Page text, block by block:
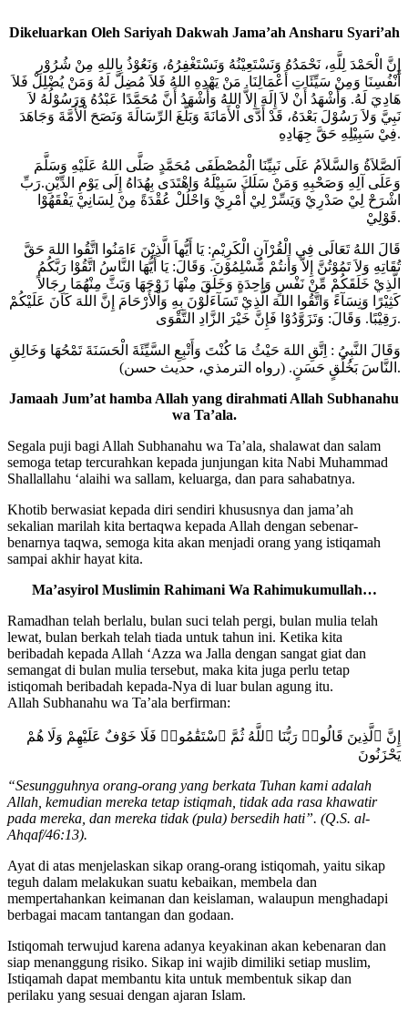
Dikeluarkan Oleh Sariyah Dakwah Jama’ah Ansharu Syari’ah
إِنَّ الْحَمْدَ لِلَّهِ، نَحْمَدُهُ وَنَسْتَعِيْنُهُ وَنَسْتَغْفِرُهُ، وَنَعُوْذُ بِاللهِ مِنْ شُرُوْرِ
أَنْفُسِنَا وَمِنْ سَيِّئَاتِ أَعْمَالِنَا. مَنْ يَهْدِهِ اللهُ فَلاَ مُضِلَّ لَهُ وَمَنْ يُضْلِلْ فَلاَ
هَادِيَ لَهُ. وَأَشْهَدُ أَنْ لاَ إِلَهَ إِلاَّ اللهُ وَأَشْهَدُ أَنَّ مُحَمَّدًا عَبْدُهُ وَرَسُوْلُهُ لاَ
نَبِيَّ وَلاَ رَسُوْلَ بَعْدَهُ، قَدْ أَدَّى اْلأَمَانَةَ وَبَلَّغَ الرِّسَالَةَ وَنَصَحَ اْلأُمَّةَ وَجَاهَدَ
فِيْ سَبِيْلِهِ حَقَّ جِهَادِهِ.
اَلصَّلاَةُ وَالسَّلاَمُ عَلَى نَبِيِّنَا الْمُصْطَفَى مُحَمَّدٍ صَلَّى اللهُ عَلَيْهِ وَسَلَّمَ
وَعَلَى آلِهِ وَصَحْبِهِ وَمَنْ سَلَكَ سَبِيْلَهُ وَاهْتَدَى بِهُدَاهُ إِلَى يَوْمِ الدِّيْنِ.رَبِّ
اشْرَحْ لِيْ صَدْرِيْ وَيَسِّرْ لِيْ أَمْرِيْ وَاحْلُلْ عُقْدَةً مِنْ لِسَانِيْ يَفْقَهُوْا
قَوْلِيْ.
قَالَ اللهُ تَعَالَى فِي الْقُرْآنِ الْكَرِيْمِ: يَا أَيُّهاَ الَّذِيْنَ ءَامَنُوا اتَّقُوا اللهَ حَقَّ
تُقَاتِهِ وَلاَ تَمُوْتُنَّ إِلاَّ وَأَنتُمْ مُّسْلِمُوْنَ. وَقَالَ: يَا أَيُّهَا النَّاسُ اتَّقُوْا رَبَّكُمُ
الَّذِيْ خَلَقَكُمْ مِّنْ نَفْسٍ وَاحِدَةٍ وَخَلَقَ مِنْهَا زَوْجَهَا وَبَثَّ مِنْهُمَا رِجَالاً
كَثِيْرًا وَنِسَآءً وَاتَّقُوا اللهَ الَّذِيْ تَسَآءَلُوْنَ بِهِ وَاْلأَرْحَامَ إِنَّ اللهَ كَانَ عَلَيْكُمْ
رَقِيْبًا. وَقَالَ: وَتَزَوَّدُوْا فَإِنَّ خَيْرَ الزَّادِ التَّقْوَى.
وَقَالَ النَّبِيُ : اِتَّقِ اللهَ حَيْثُ مَا كُنْتَ وَأَتْبِعِ السَّيِّئَةَ الْحَسَنَةَ تَمْحُهَا وَخَالِقِ
النَّاسَ بَخُلُقٍ حَسَنٍ. (رواه الترمذي، حديث حسن).
Jamaah Jum’at hamba Allah yang dirahmati Allah Subhanahu
wa Ta’ala.
Segala puji bagi Allah Subhanahu wa Ta’ala, shalawat dan salam
semoga tetap tercurahkan kepada junjungan kita Nabi Muhammad
Shallallahu ‘alaihi wa sallam, keluarga, dan para sahabatnya.
Khotib berwasiat kepada diri sendiri khususnya dan jama’ah
sekalian marilah kita bertaqwa kepada Allah dengan sebenar-
benarnya taqwa, semoga kita akan menjadi orang yang istiqamah
sampai akhir hayat kita.
Ma’asyirol Muslimin Rahimani Wa Rahimukumullah…
Ramadhan telah berlalu, bulan suci telah pergi, bulan mulia telah
lewat, bulan berkah telah tiada untuk tahun ini. Ketika kita
beribadah kepada Allah ‘Azza wa Jalla dengan sangat giat dan
semangat di bulan mulia tersebut, maka kita juga perlu tetap
istiqomah beribadah kepada-Nya di luar bulan agung itu.
Allah Subhanahu wa Ta’ala berfirman:
إِنَّ ٱلَّذِينَ قَالُوا۟ رَبُّنَا ٱللَّهُ ثُمَّ ٱسْتَقَٰمُوا۟ فَلَا خَوْفٌ عَلَيْهِمْ وَلَا هُمْ
يَحْزَنُونَ
“Sesungguhnya orang-orang yang berkata Tuhan kami adalah
Allah, kemudian mereka tetap istiqmah, tidak ada rasa khawatir
pada mereka, dan mereka tidak (pula) bersedih hati”. (Q.S. al-
Ahqaf/46:13).
Ayat di atas menjelaskan sikap orang-orang istiqomah, yaitu sikap
teguh dalam melakukan suatu kebaikan, membela dan
mempertahankan keimanan dan keislaman, walaupun menghadapi
berbagai macam tantangan dan godaan.
Istiqomah terwujud karena adanya keyakinan akan kebenaran dan
siap menanggung risiko. Sikap ini wajib dimiliki setiap muslim,
Istiqamah dapat membantu kita untuk membentuk sikap dan
perilaku yang sesuai dengan ajaran Islam.